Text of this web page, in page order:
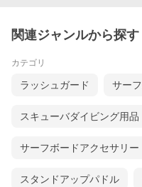
関連ジャンルから探す
カテゴリ
ラッシュガード サー
スキューバダイビング用品
サーフボードアクセサリー
スタンドアップパドル